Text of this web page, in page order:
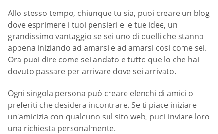
Allo stesso tempo, chiunque tu sia, puoi creare un blog
dove esprimere i tuoi pensieri e le tue idee, un
grandissimo vantaggio se sei uno di quelli che stanno
appena iniziando ad amarsi e ad amarsi così come sei.
Ora puoi dire come sei andato e tutto quello che hai
dovuto passare per arrivare dove sei arrivato.
Ogni singola persona può creare elenchi di amici o
preferiti che desidera incontrare. Se ti piace iniziare
un’amicizia con qualcuno sul sito web, puoi inviare loro
una richiesta personalmente.